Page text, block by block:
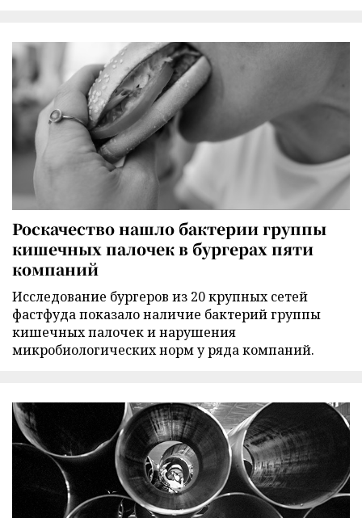
Роскачество нашло бактерии группы
кишечных палочек в бургерах пяти
компаний
Исследование бургеров из 20 крупных сетей
фастфуда показало наличие бактерий группы
кишечных палочек и нарушения
микробиологических норм у ряда компаний.